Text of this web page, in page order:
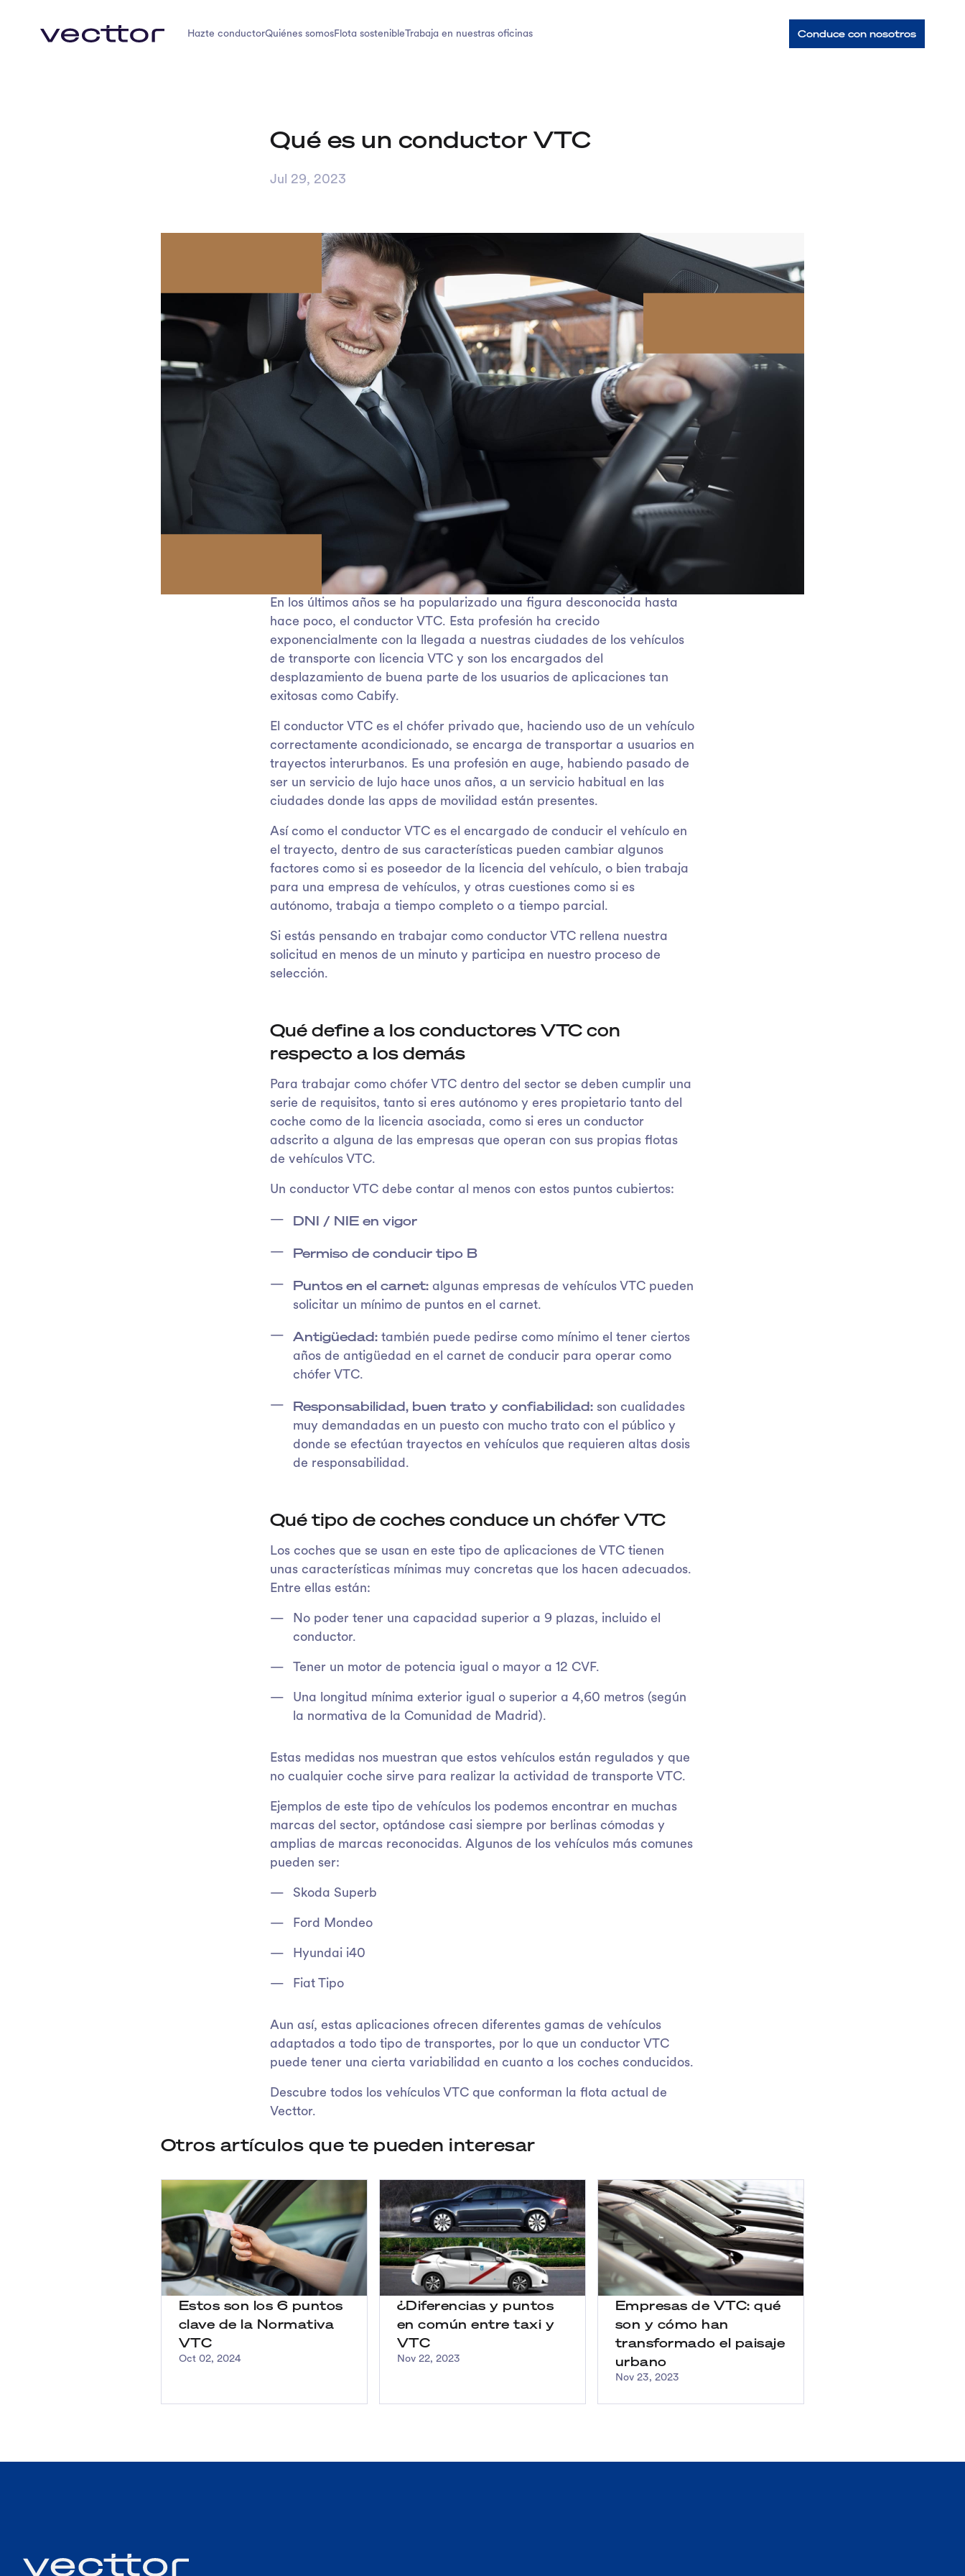
Hazte conductorQuiénes somosFlota sostenibleTrabaja en nuestras oficinas Conduce con nosotros
Qué es un conductor VTC
Jul 29, 2023
En los últimos años se ha popularizado una figura desconocida hasta
hace poco, el conductor VTC. Esta profesión ha crecido
exponencialmente con la llegada a nuestras ciudades de los vehículos
de transporte con licencia VTC y son los encargados del
desplazamiento de buena parte de los usuarios de aplicaciones tan
exitosas como Cabify.
El conductor VTC es el chófer privado que, haciendo uso de un vehículo
correctamente acondicionado, se encarga de transportar a usuarios en
trayectos interurbanos. Es una profesión en auge, habiendo pasado de
ser un servicio de lujo hace unos años, a un servicio habitual en las
ciudades donde las apps de movilidad están presentes.
Así como el conductor VTC es el encargado de conducir el vehículo en
el trayecto, dentro de sus características pueden cambiar algunos
factores como si es poseedor de la licencia del vehículo, o bien trabaja
para una empresa de vehículos, y otras cuestiones como si es
autónomo, trabaja a tiempo completo o a tiempo parcial.
Si estás pensando en trabajar como conductor VTC rellena nuestra
solicitud en menos de un minuto y participa en nuestro proceso de
selección.
Qué define a los conductores VTC con
respecto a los demás
Para trabajar como chófer VTC dentro del sector se deben cumplir una
serie de requisitos, tanto si eres autónomo y eres propietario tanto del
coche como de la licencia asociada, como si eres un conductor
adscrito a alguna de las empresas que operan con sus propias flotas
de vehículos VTC.
Un conductor VTC debe contar al menos con estos puntos cubiertos:
DNI / NIE en vigor
Permiso de conducir tipo B
Puntos en el carnet: algunas empresas de vehículos VTC pueden
solicitar un mínimo de puntos en el carnet.
Antigüedad: también puede pedirse como mínimo el tener ciertos
años de antigüedad en el carnet de conducir para operar como
chófer VTC.
Responsabilidad, buen trato y confiabilidad: son cualidades
muy demandadas en un puesto con mucho trato con el público y
donde se efectúan trayectos en vehículos que requieren altas dosis
de responsabilidad.
Qué tipo de coches conduce un chófer VTC
Los coches que se usan en este tipo de aplicaciones de VTC tienen
unas características mínimas muy concretas que los hacen adecuados.
Entre ellas están:
No poder tener una capacidad superior a 9 plazas, incluido el
conductor.
Tener un motor de potencia igual o mayor a 12 CVF.
Una longitud mínima exterior igual o superior a 4,60 metros (según
la normativa de la Comunidad de Madrid).
Estas medidas nos muestran que estos vehículos están regulados y que
no cualquier coche sirve para realizar la actividad de transporte VTC.
Ejemplos de este tipo de vehículos los podemos encontrar en muchas
marcas del sector, optándose casi siempre por berlinas cómodas y
amplias de marcas reconocidas. Algunos de los vehículos más comunes
pueden ser:
Skoda Superb
Ford Mondeo
Hyundai i40
Fiat Tipo
Aun así, estas aplicaciones ofrecen diferentes gamas de vehículos
adaptados a todo tipo de transportes, por lo que un conductor VTC
puede tener una cierta variabilidad en cuanto a los coches conducidos.
Descubre todos los vehículos VTC que conforman la flota actual de
Vecttor.
Otros artículos que te pueden interesar
Estos son los 6 puntos
clave de la Normativa
VTC
Oct 02, 2024
¿Diferencias y puntos
en común entre taxi y
VTC
Nov 22, 2023
Empresas de VTC: qué
son y cómo han
transformado el paisaje
urbano
Nov 23, 2023